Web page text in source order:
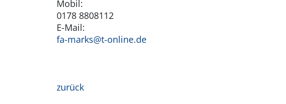
Mobil:
0178 8808112
E-Mail:
fa-marks@t-online.de
zurück